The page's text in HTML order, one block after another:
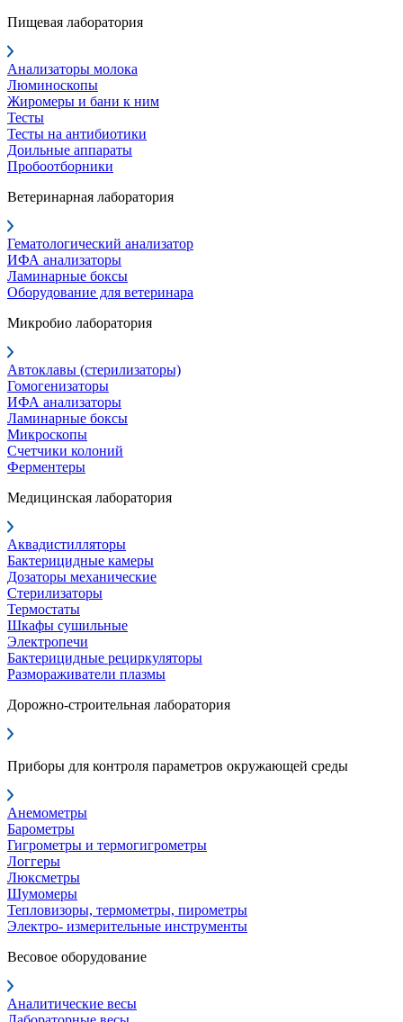
Пищевая лаборатория
Анализаторы молока
Люминоскопы
Жиромеры и бани к ним
Тесты
Тесты на антибиотики
Доильные аппараты
Пробоотборники
Ветеринарная лаборатория
Гематологический анализатор
ИФА анализаторы
Ламинарные боксы
Оборудование для ветеринара
Микробио лаборатория
Автоклавы (стерилизаторы)
Гомогенизаторы
ИФА анализаторы
Ламинарные боксы
Микроскопы
Счетчики колоний
Ферментеры
Медицинская лаборатория
Аквадистилляторы
Бактерицидные камеры
Дозаторы механические
Стерилизаторы
Термостаты
Шкафы сушильные
Электропечи
Бактерицидные рециркуляторы
Размораживатели плазмы
Дорожно-строительная лаборатория
Приборы для контроля параметров окружающей среды
Анемометры
Барометры
Гигрометры и термогигрометры
Логгеры
Люксметры
Шумомеры
Тепловизоры, термометры, пирометры
Электро- измерительные инструменты
Весовое оборудование
Аналитические весы